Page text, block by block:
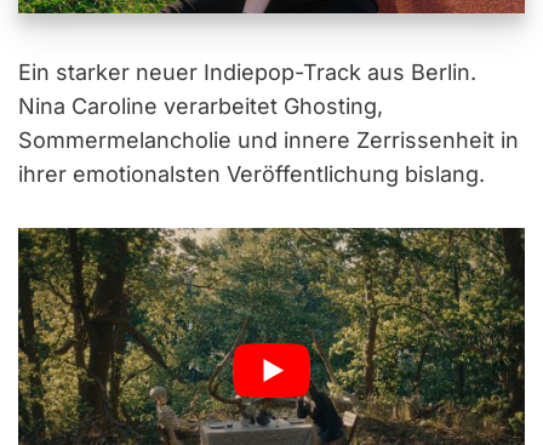
Ein starker neuer Indiepop-Track aus Berlin.
Nina Caroline verarbeitet Ghosting,
Sommermelancholie und innere Zerrissenheit in
ihrer emotionalsten Veröffentlichung bislang.